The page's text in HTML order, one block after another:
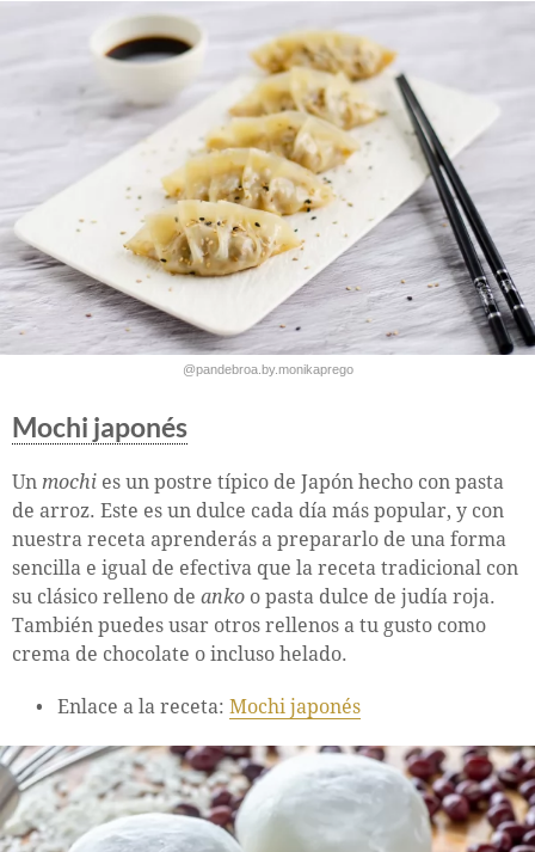
@pandebroa.by.monikaprego
Mochi japonés
Un mochi es un postre típico de Japón hecho con pasta
de arroz. Este es un dulce cada día más popular, y con
nuestra receta aprenderás a prepararlo de una forma
sencilla e igual de efectiva que la receta tradicional con
su clásico relleno de anko o pasta dulce de judía roja.
También puedes usar otros rellenos a tu gusto como
crema de chocolate o incluso helado.
Enlace a la receta: Mochi japonés